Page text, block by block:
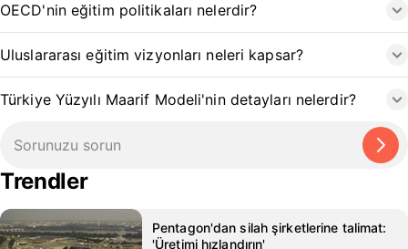
OECD'nin eğitim politikaları nelerdir?
Uluslararası eğitim vizyonları neleri kapsar?
Türkiye Yüzyılı Maarif Modeli'nin detayları nelerdir?
Trendler
Pentagon'dan silah şirketlerine talimat:
'Üretimi hızlandırın'